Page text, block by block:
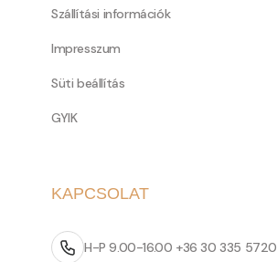
Szállítási információk
Impresszum
Süti beállítás
GYIK
KAPCSOLAT
H-P 9.00-16.00 +36 30 335 5720